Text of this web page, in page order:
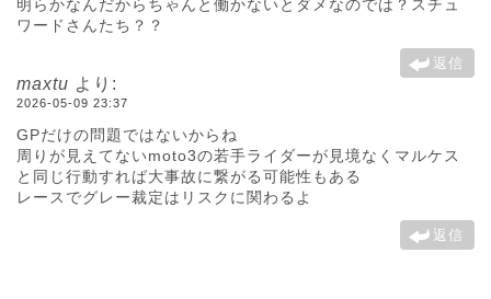
明らかなんだからちゃんと働かないとダメなのでは？スチュ
ワードさんたち？？
返信
maxtu より:
2026-05-09 23:37
GPだけの問題ではないからね
周りが見えてないmoto3の若手ライダーが見境なくマルケス
と同じ行動すれば大事故に繋がる可能性もある
レースでグレー裁定はリスクに関わるよ
返信